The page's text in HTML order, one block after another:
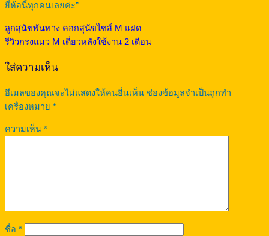
ยี่ห้อนี้ทุกคนเลยค่ะ”
ลูกสุนัขพันทาง คอกสุนัขไซส์ M แฝด
รีวิวกรงแมว M เดี่ยวหลังใช้งาน 2 เดือน
ใส่ความเห็น
อีเมลของคุณจะไม่แสดงให้คนอื่นเห็น ช่องข้อมูลจำเป็นถูกทำ
เครื่องหมาย *
ความเห็น *
ชื่อ *